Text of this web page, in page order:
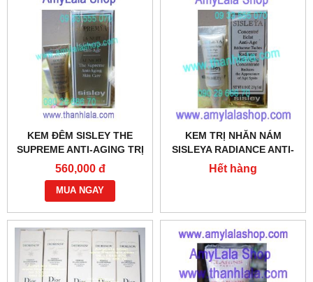
KEM ĐÊM SISLEY THE
SUPREME ANTI-AGING TRỊ
LÃO HÓA TRỊ NÁM CỰC
NHANH 2ML - 0902966670 -
0933555070
560,000 đ
MUA NGAY
KEM TRỊ NHĂN NÁM
SISLEYA RADIANCE ANTI-
AGING CONCENTRATE
3ML - 0902966670 -
Hết hàng